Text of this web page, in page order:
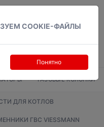
COOKIE-ФАЙЛЫ
Понятно
ГАЗОВЫЕ КОЛОНКИ
ДЛЯ КОТЛОВ
ГВС VIESSMANN